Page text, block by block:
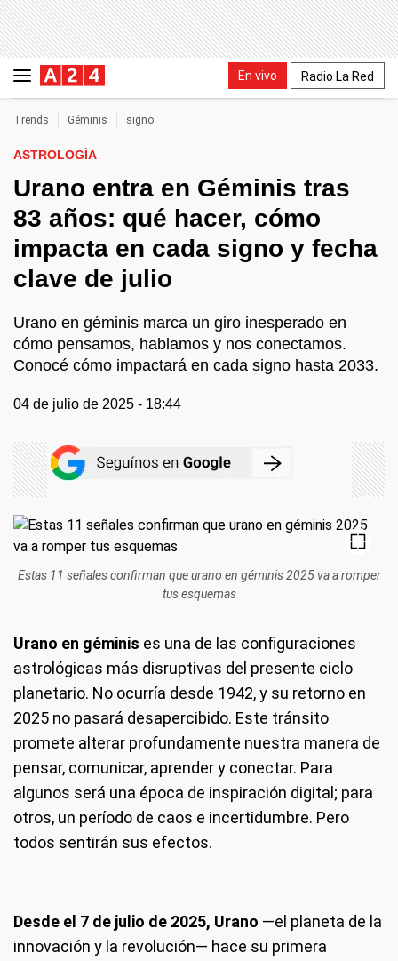
En vivo Radio La Red
Trends Géminis signo
ASTROLOGÍA
Urano entra en Géminis tras
83 años: qué hacer, cómo
impacta en cada signo y fecha
clave de julio
Urano en géminis marca un giro inesperado en
cómo pensamos, hablamos y nos conectamos.
Conocé cómo impactará en cada signo hasta 2033.
04 de julio de 2025 - 18:44
Estas 11 señales confirman que urano en géminis 2025 va a romper
tus esquemas
Urano en géminis es una de las configuraciones
astrológicas más disruptivas del presente ciclo
planetario. No ocurría desde 1942, y su retorno en
2025 no pasará desapercibido. Este tránsito
promete alterar profundamente nuestra manera de
pensar, comunicar, aprender y conectar. Para
algunos será una época de inspiración digital; para
otros, un período de caos e incertidumbre. Pero
todos sentirán sus efectos.
Desde el 7 de julio de 2025, Urano —el planeta de la
innovación y la revolución— hace su primera